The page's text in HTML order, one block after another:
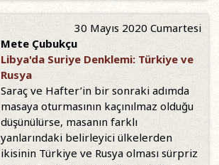
30 Mayıs 2020 Cumartesi
Mete Çubukçu
Libya'da Suriye Denklemi: Türkiye ve
Rusya
Saraç ve Hafter’in bir sonraki adımda
masaya oturmasının kaçınılmaz olduğu
düşünülürse, masanın farklı
yanlarındaki belirleyici ülkelerden
ikisinin Türkiye ve Rusya olması sürpriz